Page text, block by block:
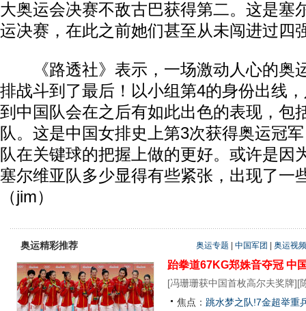
大奥运会决赛不敌古巴获得第二。这是塞
运决赛，在此之前她们甚至从未闯进过四
《路透社》表示，一场激动人心的奥
排战斗到了最后！以小组第4的身份出线
到中国队会在之后有如此出色的表现，包
队。这是中国女排史上第3次获得奥运冠
队在关键球的把握上做的更好。或许是因
塞尔维亚队多少显得有些紧张，出现了一
（jim）
奥运精彩推荐 奥运专题 中国军团 奥运视频
跆拳道67KG郑姝音夺冠 中
[冯珊珊获中国首枚高尔夫奖牌][
焦点： 跳水梦之队!7金超举重